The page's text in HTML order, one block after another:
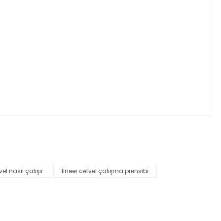
nasıl çalışır lineer cetvel çalışma prensibi